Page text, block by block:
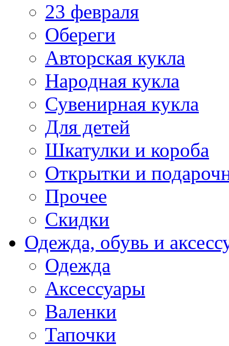
23 февраля
Обереги
Авторская кукла
Народная кукла
Сувенирная кукла
Для детей
Шкатулки и короба
Открытки и
Прочее
Скидки
Одежда, обувь и
Одежда
Аксессуары
Валенки
Тапочки